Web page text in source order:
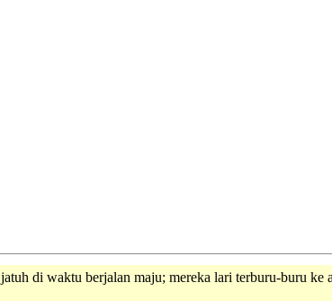
jatuh di waktu berjalan maju; mereka lari terburu-buru ke